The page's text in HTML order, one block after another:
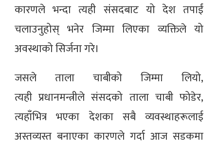
कारणले भन्दा त्यही संसदबाट यो देश तपाईं
चलाउनुहोस् भनेर जिम्मा लिएका व्यक्तिले यो
अवस्थाको सिर्जना गरे।
जसले ताला चाबीको जिम्मा लियो,
त्यही प्रधानमन्त्रीले संसदको ताला चाबी फोडेर,
त्यहाँभित्र भएका देशका सबै व्यवस्थाहरूलाई
अस्तव्यस्त बनाएका कारणले गर्दा आज सडकमा